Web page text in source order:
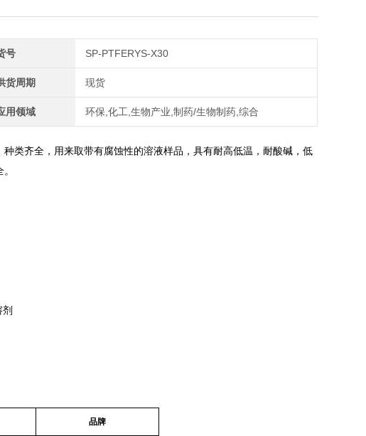
号 SP-PTFERYS-X30
货周期 现货
用领域 环保,化工,生物产业,制药/生物制药,综合
类齐全，用来取带有腐蚀性的溶液样品，具有耐高低温，耐酸碱，低
品牌